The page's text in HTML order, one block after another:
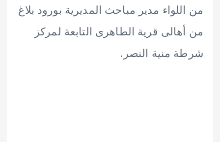
مدير مباحث المديرية بورود بلاغ
قرية الطاهرى التابعة لمركز
منية النصر.